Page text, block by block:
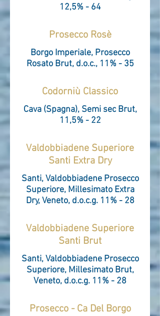
12,5% - 64
Prosecco Rosè
Borgo Imperiale, Prosecco
Rosato Brut, d.o.c., 11% - 35
Codorniù Classico
Cava (Spagna), Semi sec Brut,
11,5% - 22
Valdobbiadene Superiore
Santi Extra Dry
Santi, Valdobbiadene Prosecco
Superiore, Millesimato Extra
Dry, Veneto, d.o.c.g. 11% - 28
Valdobbiadene Superiore
Santi Brut
Santi, Valdobbiadene Prosecco
Superiore, Millesimato Brut,
Veneto, d.o.c.g. 11% - 28
Prosecco - Ca Del Borgo